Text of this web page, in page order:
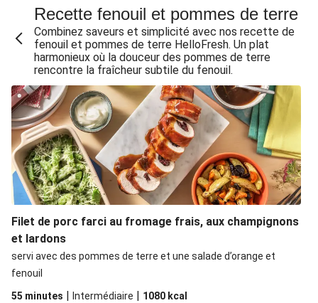
Poulet Label Rouge façon chich taouk & fenouil
Poulet façon chich taouk, labneh & fenouil
Tarte fine aux oignons & fenouil façon tatin
La Viking : saumon fumé, fenouil & ricotta
MVP du bistro : Saucisse de Toulouse & polenta
Porc haché sauce soja à la coréenne
Poulet Label Rouge façon chich taouk & fenouil
Poulet façon chich taouk & fenouil
La Viking : saumon fumé, fenouil & ricotta
Poulet mariné façon chich taouk & fenouil
Recette fenouil et pommes de terre
Combinez saveurs et simplicité avec nos recette de
fenouil et pommes de terre HelloFresh. Un plat
harmonieux où la douceur des pommes de terre
rencontre la fraîcheur subtile du fenouil.
Filet de porc farci au fromage frais, aux champignons
et lardons
servi avec des pommes de terre et une salade d’orange et
fenouil
55 minutes | Intermédiaire | 1080 kcal